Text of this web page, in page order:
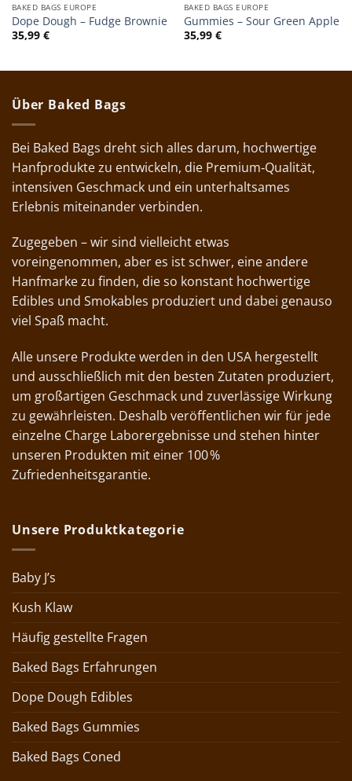
BAKED BAGS EUROPE
Dope Dough – Fudge Brownie
35,99 €
BAKED BAGS EUROPE
Gummies – Sour Green Apple
35,99 €
Über Baked Bags
Bei Baked Bags dreht sich alles darum, hochwertige
Hanfprodukte zu entwickeln, die Premium‑Qualität,
intensiven Geschmack und ein unterhaltsames
Erlebnis miteinander verbinden.
Zugegeben – wir sind vielleicht etwas
voreingenommen, aber es ist schwer, eine andere
Hanfmarke zu finden, die so konstant hochwertige
Edibles und Smokables produziert und dabei genauso
viel Spaß macht.
Alle unsere Produkte werden in den USA hergestellt
und ausschließlich mit den besten Zutaten produziert,
um großartigen Geschmack und zuverlässige Wirkung
zu gewährleisten. Deshalb veröffentlichen wir für jede
einzelne Charge Laborergebnisse und stehen hinter
unseren Produkten mit einer 100 %
Zufriedenheitsgarantie.
Unsere Produktkategorie
Baby J’s
Kush Klaw
Häufig gestellte Fragen
Baked Bags Erfahrungen
Dope Dough Edibles
Baked Bags Gummies
Baked Bags Coned